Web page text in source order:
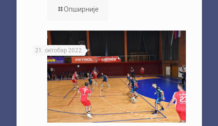
Опширније
21. октобар 2022.